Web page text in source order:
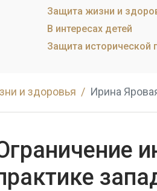
Защита жизни и
В интересах детей
Защита исторической
и здоровья Ирина